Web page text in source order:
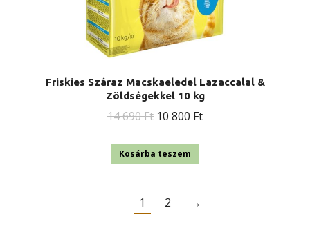
Friskies Száraz Macskaeledel Lazaccalal &
Zöldségekkel 10 kg
14 690Ft Original
was:
10 800 FtCurrent
Kosárba teszem
1 2 →